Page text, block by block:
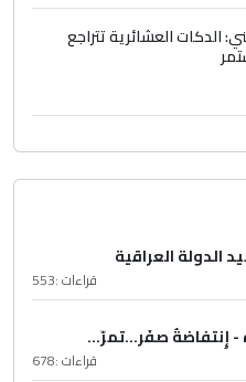
الدكات العشائرية تتراجع
الدولة العراقية
قراءات :553
- إِنتفاضةُ صفَر…تمرّ...
قراءات :678